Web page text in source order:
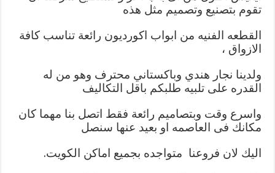
تقوم بتصنيع وتصميم مثل هذه
القطعه الفنيه من ابواب اكورديون رائعة تناسب كافة
الازواق ،
ولدينا نجار هندي وباكستاني محترف وهو من له
القدره على تلبيه طلبكم باقل التكاليف
واسرع وقت وبتصاميم رائعة فقط اتصل بنا مهما كان
مكانك فى العاصمه او بعيد عنها سنصل
اليك لان فروعنا متواجده بجميع اماكن الكويت.